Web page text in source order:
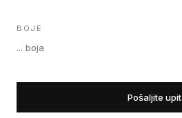
BOJE
... boja
Pošaljite upit